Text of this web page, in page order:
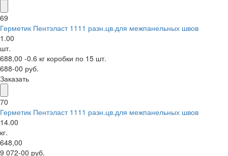
69
Герметик Пентэласт 1111 разн.цв.для межпанельных швов
1.00
шт.
688,00 -0.6 кг коробки по 15 шт.
688-00 руб.
Заказать
70
Герметик Пентэласт 1111 разн.цв.для межпанельных швов
14.00
кг.
648,00
9 072-00 руб.